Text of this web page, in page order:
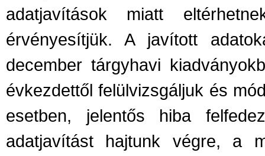
adatjavítások miatt
érvényesítjük. A javított
december tárgyhavi
évkezdettől felülvizsgáljuk és
esetben, jelentős hiba
adatjavítást hajtunk végre, a